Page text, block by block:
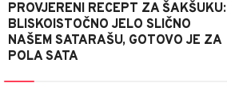
PROVJERENI RECEPT ZA ŠAKŠUKU:
BLISKOISTOČNO JELO SLIČNO
NAŠEM SATARAŠU, GOTOVO JE ZA
POLA SATA